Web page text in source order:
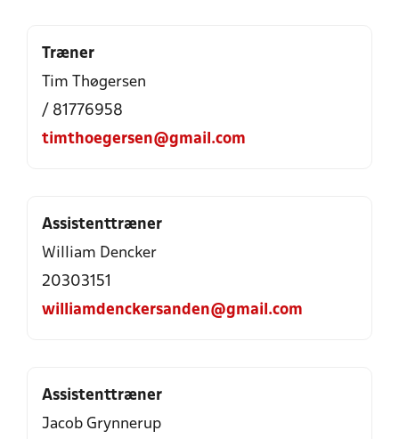
Træner
Tim Thøgersen
/ 81776958
timthoegersen@gmail.com
Assistenttræner
William Dencker
20303151
williamdenckersanden@gmail.com
Assistenttræner
Jacob Grynnerup